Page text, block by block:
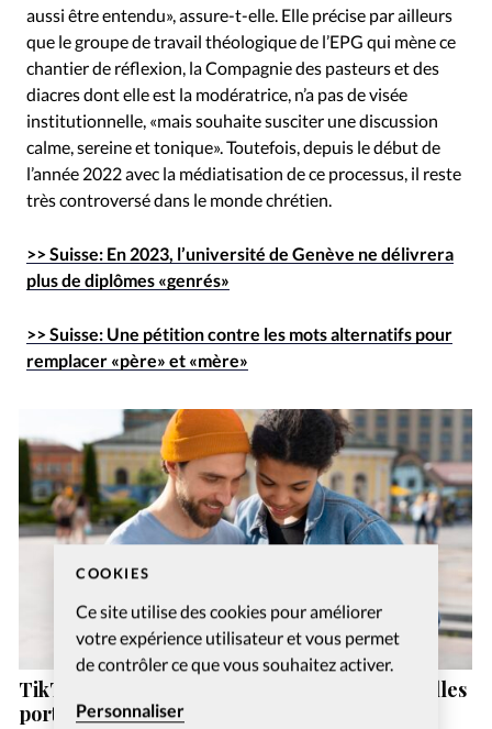
COOKIES
Ce site utilise des cookies pour améliorer
votre expérience utilisateur et vous permet
de contrôler ce que vous souhaitez activer.
Personnaliser
aussi être entendu», assure-t-elle. Elle précise par ailleurs
que le groupe de travail théologique de l’EPG qui mène ce
chantier de réflexion, la Compagnie des pasteurs et des
diacres dont elle est la modératrice, n’a pas de visée
institutionnelle, «mais souhaite susciter une discussion
calme, sereine et tonique». Toutefois, depuis le début de
l’année 2022 avec la médiatisation de ce processus, il reste
très controversé dans le monde chrétien.
>> Suisse: En 2023, l’université de Genève ne délivrera
plus de diplômes «genrés»
>> Suisse: Une pétition contre les mots alternatifs pour
remplacer «père» et «mère»
TikTok, YouTube et Instagram sont les nouvelles
portes d’entrée de la foi chrétienne